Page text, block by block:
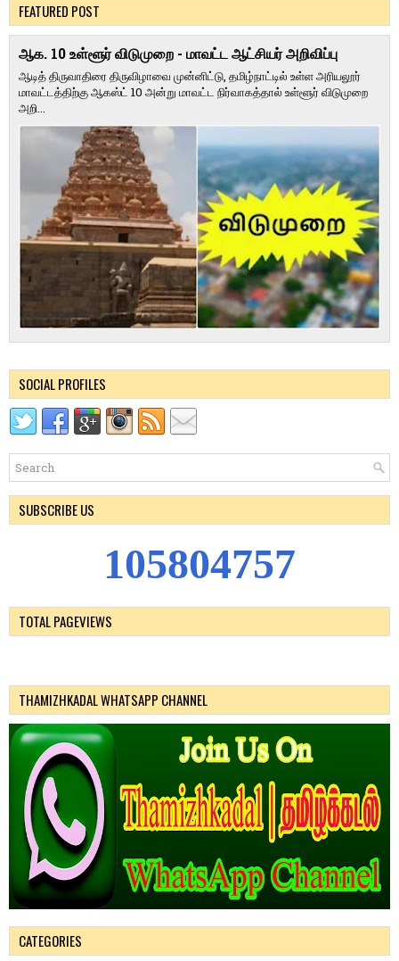
FEATURED POST
ஆக. 10 உள்ளூர் விடுமுறை - மாவட்ட ஆட்சியர் அறிவிப்பு
ஆடித் திருவாதிரை திருவிழாவை முன்னிட்டு, தமிழ்நாட்டில் உள்ள அரியலூர்
மாவட்டத்திற்கு ஆகஸ்ட் 10 அன்று மாவட்ட நிர்வாகத்தால் உள்ளூர் விடுமுறை
அறி...
SOCIAL PROFILES
SUBSCRIBE US
105804757
TOTAL PAGEVIEWS
THAMIZHKADAL WHATSAPP CHANNEL
CATEGORIES